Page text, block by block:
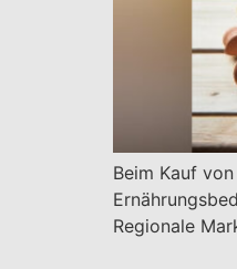
Beim Kauf
Regionale